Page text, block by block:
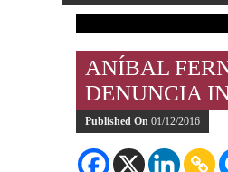
ANÍBAL
DENUNCIA
Published On 01/12/2016